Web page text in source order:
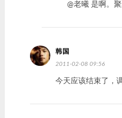
@老曦 是啊。聚
韩国
2011-02-08 09:56
今天应该结束了，